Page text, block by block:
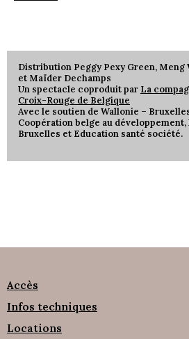
Distribution Peggy Pexy Green, Meng
et Maïder Dechamps
Un spectacle coproduit par La
Croix-Rouge de Belgique
Avec le soutien de Wallonie –
Coopération belge au
Bruxelles et Education santé société.
Accès
Infos techniques
Locations